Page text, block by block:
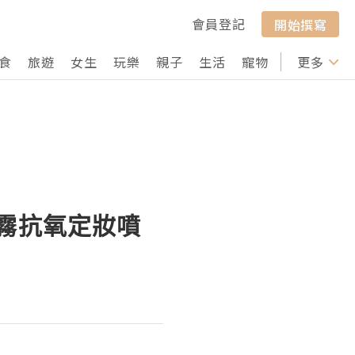
會員登記
開始撰寫
旅遊 女生 玩樂 親子 生活 寵物 行山 打卡
更多
抗氧定妝噴